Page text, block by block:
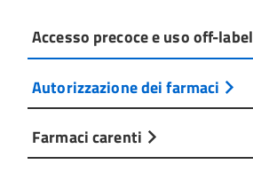
Accesso precoce e uso off-label
Autorizzazione dei farmaci
Farmaci carenti